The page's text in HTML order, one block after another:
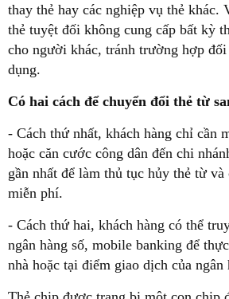
thay thẻ hay các nghiệp vụ thẻ khác.
thẻ tuyệt đối không cung cấp bất kỳ
cho người khác, tránh trường hợp
dụng.
Có hai cách để chuyển đổi thẻ từ
- Cách thứ nhất, khách hàng chỉ cần
hoặc căn cước công dân đến chi
gần nhất để làm thủ tục hủy thẻ từ
miễn phí.
- Cách thứ hai, khách hàng có thể
ngân hàng số, mobile banking để
nhà hoặc tại điểm giao dịch của ngân